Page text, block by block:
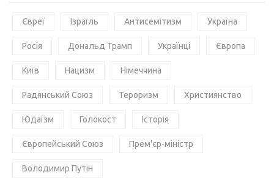
Євреї Ізраїль Антисемітизм Україна
Росія Дональд Трамп Українці Європа
Київ Нацизм Німеччина
Радянський Союз Тероризм Християнство
Юдаїзм Голокост Історія
Європейський Союз Прем'єр-міністр
Володимир Путін